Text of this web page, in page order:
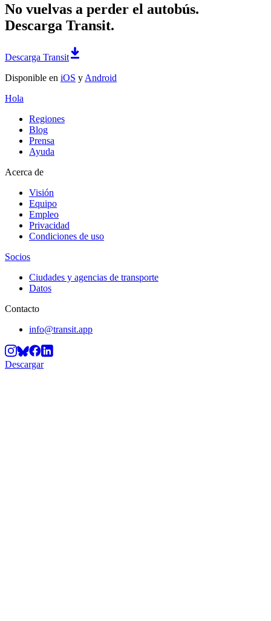
No vuelvas a perder el autobús.
Descarga Transit.
Descarga Transit
Disponible en iOS y Android
Hola
Regiones
Blog
Prensa
Ayuda
Acerca de
Visión
Equipo
Empleo
Privacidad
Condiciones de uso
Socios
Ciudades y agencias de transporte
Datos
Contacto
info@transit.app
Descargar